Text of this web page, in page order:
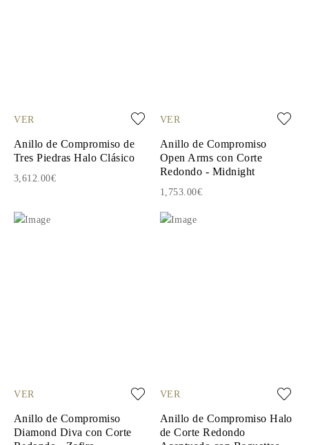
VER
Anillo de Compromiso de
Tres Piedras Halo Clásico
3,612.00€
VER
Anillo de Compromiso
Open Arms con Corte
Redondo - Midnight
1,753.00€
VER
Anillo de Compromiso
Diamond Diva con Corte
VER
Anillo de Compromiso Halo
de Corte Redondo